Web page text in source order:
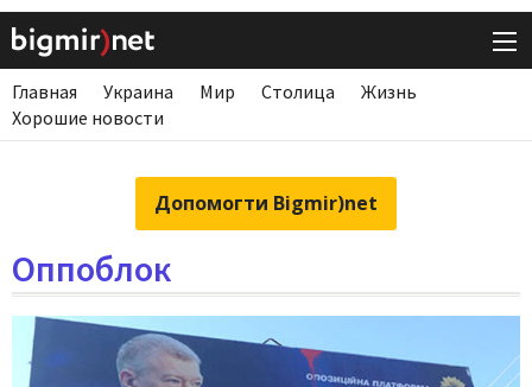
Главная Украина Мир Столица
Жизнь
Хорошие новости
Допомогти Bigmir)net
Оппоблок